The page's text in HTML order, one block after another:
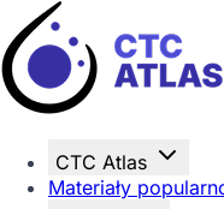
Strona główna
CTC Atlas
Materiały